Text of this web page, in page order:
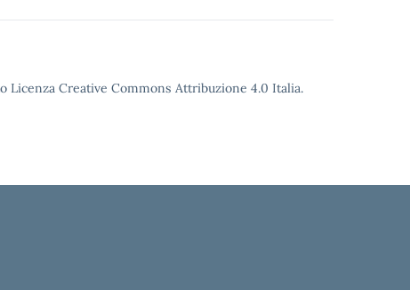
Licenza Creative Commons Attribuzione 4.0 Italia.